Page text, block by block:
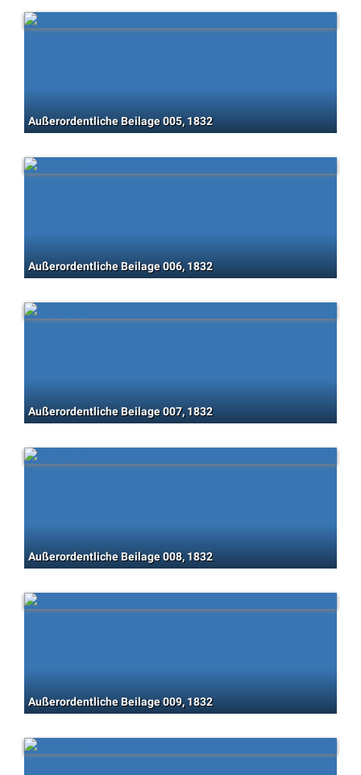
Außerordentliche Beilage 005, 1832
Außerordentliche Beilage 006, 1832
Außerordentliche Beilage 007, 1832
Außerordentliche Beilage 008, 1832
Außerordentliche Beilage 009, 1832